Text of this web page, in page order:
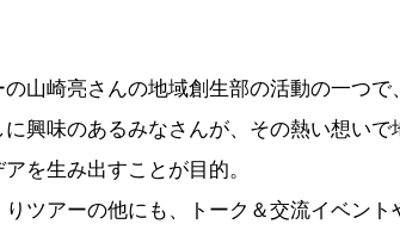
山崎亮さんの地域創生部の活動の一つ
興味のあるみなさんが、その熱い想い
を生み出すことが目的。
ツアーの他にも、トーク＆交流イベン